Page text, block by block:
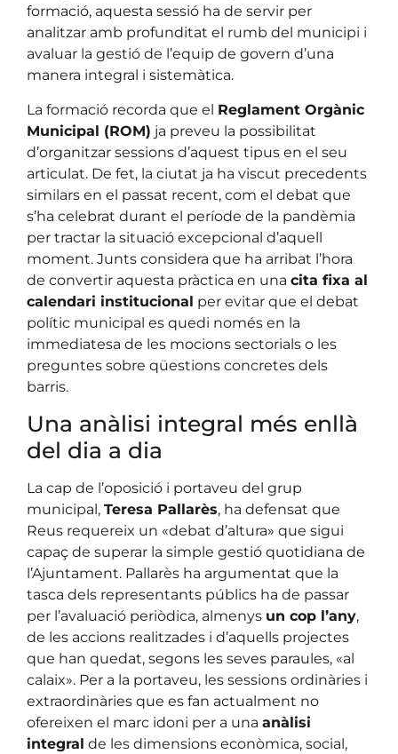
formació, aquesta sessió ha de servir per
analitzar amb profunditat el rumb del municipi i
avaluar la gestió de l’equip de govern d’una
manera integral i sistemàtica.
La formació recorda que el Reglament Orgànic
Municipal (ROM) ja preveu la possibilitat
d’organitzar sessions d’aquest tipus en el seu
articulat. De fet, la ciutat ja ha viscut precedents
similars en el passat recent, com el debat que
s’ha celebrat durant el període de la pandèmia
per tractar la situació excepcional d’aquell
moment. Junts considera que ha arribat l’hora
de convertir aquesta pràctica en una cita fixa al
calendari institucional per evitar que el debat
polític municipal es quedi només en la
immediatesa de les mocions sectorials o les
preguntes sobre qüestions concretes dels
barris.
Una anàlisi integral més enllà
del dia a dia
La cap de l’oposició i portaveu del grup
municipal, Teresa Pallarès, ha defensat que
Reus requereix un «debat d’altura» que sigui
capaç de superar la simple gestió quotidiana de
l’Ajuntament. Pallarès ha argumentat que la
tasca dels representants públics ha de passar
per l’avaluació periòdica, almenys un cop l’any,
de les accions realitzades i d’aquells projectes
que han quedat, segons les seves paraules, «al
calaix». Per a la portaveu, les sessions ordinàries i
extraordinàries que es fan actualment no
ofereixen el marc idoni per a una anàlisi
integral de les dimensions econòmica, social,